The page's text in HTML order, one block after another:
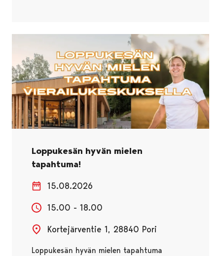
Loppukesän hyvän mielen
tapahtuma!
15.08.2026
15.00 - 18.00
Kortejärventie 1, 28840 Pori
Loppukesän hyvän mielen tapahtuma